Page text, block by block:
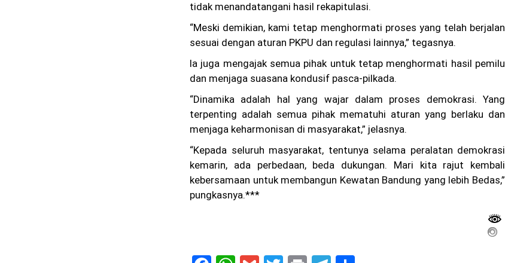
tidak menandatangani hasil rekapitulasi.
“Meski demikian, kami tetap menghormati proses yang telah berjalan
sesuai dengan aturan PKPU dan regulasi lainnya,” tegasnya.
Ia juga mengajak semua pihak untuk tetap menghormati hasil pemilu
dan menjaga suasana kondusif pasca-pilkada.
“Dinamika adalah hal yang wajar dalam proses demokrasi. Yang
terpenting adalah semua pihak mematuhi aturan yang berlaku dan
menjaga keharmonisan di masyarakat,” jelasnya.
“Kepada seluruh masyarakat, tentunya selama peralatan demokrasi
kemarin, ada perbedaan, beda dukungan. Mari kita rajut kembali
kebersamaan untuk membangun Kewatan Bandung yang lebih Bedas,”
pungkasnya.***